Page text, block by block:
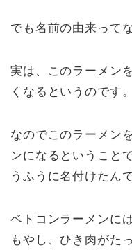
でも名前の由来って
実は、このラーメン
くなるというのです。
なのでこのラーメン
ンになるということ
うふうに名付けたん
ベトコンラーメンに
もやし、ひき肉がた